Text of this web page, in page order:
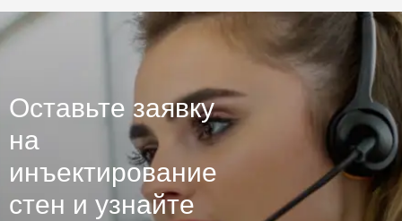
Оставьте заявку
на
инъектирование
стен и узнайте